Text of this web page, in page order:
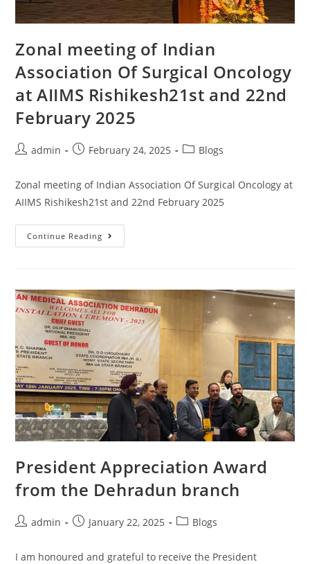
Zonal meeting of Indian
Association Of Surgical Oncology
at AIIMS Rishikesh21st and 22nd
February 2025
admin February 24, 2025 Blogs
Zonal meeting of Indian Association Of Surgical Oncology at
AIIMS Rishikesh21st and 22nd February 2025
Continue Reading
President Appreciation Award
from the Dehradun branch
admin January 22, 2025 Blogs
I am honoured and grateful to receive the President